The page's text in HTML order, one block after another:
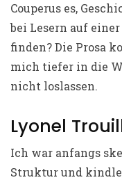
Couperus es,
bei Lesern auf
finden? Die Prosa
mich tiefer in die
nicht loslassen.
Lyonel
Ich war anfangs
Struktur und